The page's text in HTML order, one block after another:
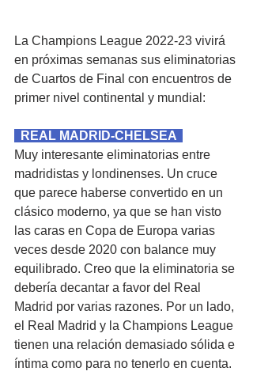
La Champions League 2022-23 vivirá
en próximas semanas sus eliminatorias
de Cuartos de Final con encuentros de
primer nivel continental y mundial:
  REAL MADRID-CHELSEA
Muy interesante eliminatorias entre
madridistas y londinenses. Un cruce
que parece haberse convertido en un
clásico moderno, ya que se han visto
las caras en Copa de Europa varias
veces desde 2020 con balance muy
equilibrado. Creo que la eliminatoria se
debería decantar a favor del Real
Madrid por varias razones. Por un lado,
el Real Madrid y la Champions League
tienen una relación demasiado sólida e
íntima como para no tenerlo en cuenta.